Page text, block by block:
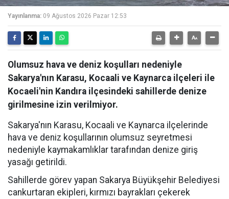
Yayınlanma: 09 Ağustos 2026 Pazar 12:53
Olumsuz hava ve deniz koşulları nedeniyle
Sakarya'nın Karasu, Kocaali ve Kaynarca ilçeleri ile
Kocaeli'nin Kandıra ilçesindeki sahillerde denize
girilmesine izin verilmiyor.
Sakarya'nın Karasu, Kocaali ve Kaynarca ilçelerinde
hava ve deniz koşullarının olumsuz seyretmesi
nedeniyle kaymakamlıklar tarafından denize giriş
yasağı getirildi.
Sahillerde görev yapan Sakarya Büyükşehir Belediyesi
cankurtaran ekipleri, kırmızı bayrakları çekerek